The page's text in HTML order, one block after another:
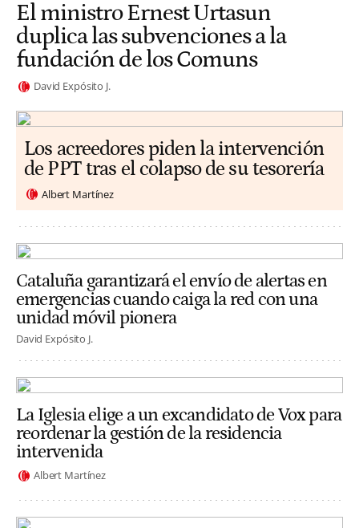
El ministro Ernest Urtasun
duplica las subvenciones a la
fundación de los Comuns
David Expósito J.
Los acreedores piden la intervención
de PPT tras el colapso de su tesorería
Albert Martínez
Cataluña garantizará el envío de alertas en
emergencias cuando caiga la red con una
unidad móvil pionera
David Expósito J.
La Iglesia elige a un excandidato de Vox para
reordenar la gestión de la residencia
intervenida
Albert Martínez